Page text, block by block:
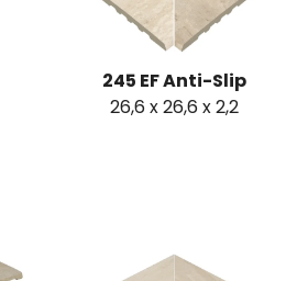
245 EF Anti-Slip
26,6 x 26,6 x 2,2